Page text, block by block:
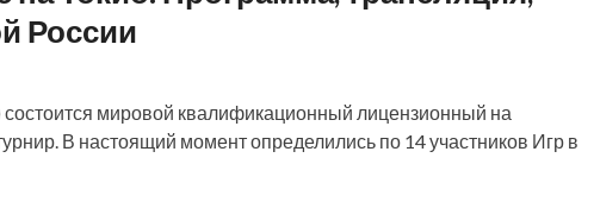
России
мировой квалификационный лицензионный на
В настоящий момент определились по 14 участников Игр в